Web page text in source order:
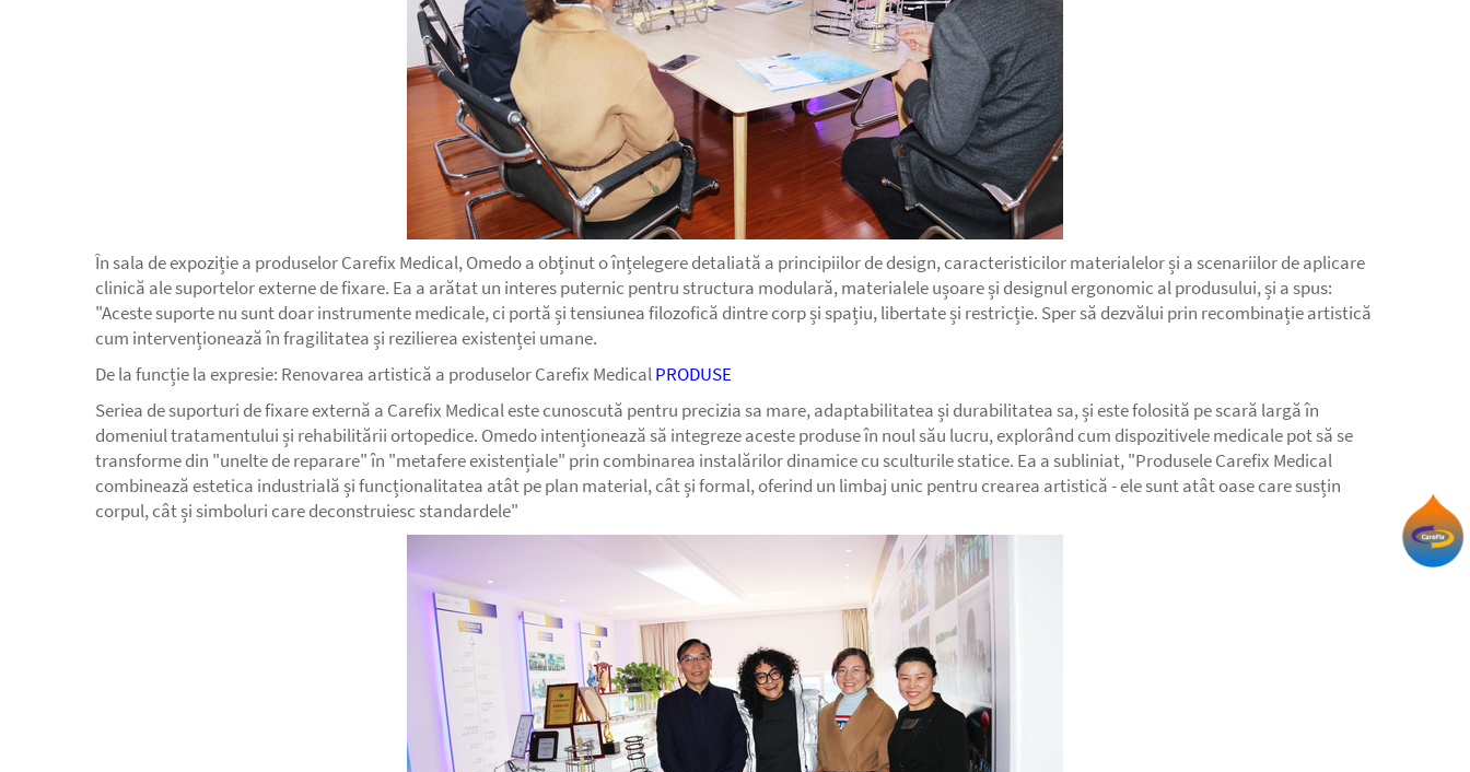
În sala de expoziție a produselor Carefix Medical, Omedo a obținut o înțelegere detaliată a principiilor de design, caracteristicilor materialelor și a scenariilor de aplicare
clinică ale suportelor externe de fixare. Ea a arătat un interes puternic pentru structura modulară, materialele ușoare și designul ergonomic al produsului, și a spus:
"Aceste suporte nu sunt doar instrumente medicale, ci portă și tensiunea filozofică dintre corp și spațiu, libertate și restricție. Sper să dezvălui prin recombinație artistică
cum intervenționează în fragilitatea și rezilierea existenței umane.
De la funcție la expresie: Renovarea artistică a produselor Carefix MedicalPRODUSE
Seriea de suporturi de fixare externă a Carefix Medical este cunoscută pentru precizia sa mare, adaptabilitatea și durabilitatea sa, și este folosită pe scară largă în
domeniul tratamentului și rehabilitării ortopedice. Omedo intenționează să integreze aceste produse în noul său lucru, explorând cum dispozitivele medicale pot să se
transforme din "unelte de reparare" în "metafere existențiale" prin combinarea instalărilor dinamice cu sculturile statice. Ea a subliniat, "Produsele Carefix Medical
combinează estetica industrială și funcționalitatea atât pe plan material, cât și formal, oferind un limbaj unic pentru crearea artistică - ele sunt atât oase care susțin
corpul, cât și simboluri care deconstruiesc standardele"